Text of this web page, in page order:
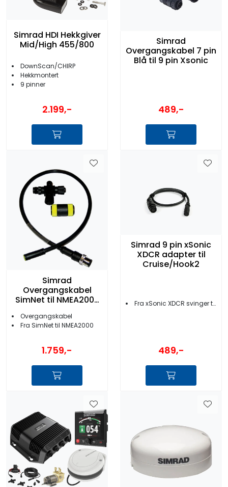
Simrad HDI Hekkgiver
Mid/High 455/800
DownScan/CHIRP
Hekkmontert
9 pinner
2.199,-
Simrad
Overgangskabel 7 pin
Blå til 9 pin Xsonic
489,-
Simrad
Overgangskabel
SimNet til NMEA2000
Overgangskabel
Fra SimNet til NMEA2000
1.759,-
Simrad 9 pin xSonic
XDCR adapter til
Cruise/Hook2
Fra xSonic XDCR svinger til Cruise/Hook2
489,-